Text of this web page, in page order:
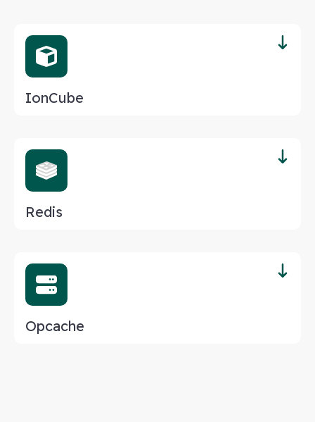
IonCube
Redis
Opcache